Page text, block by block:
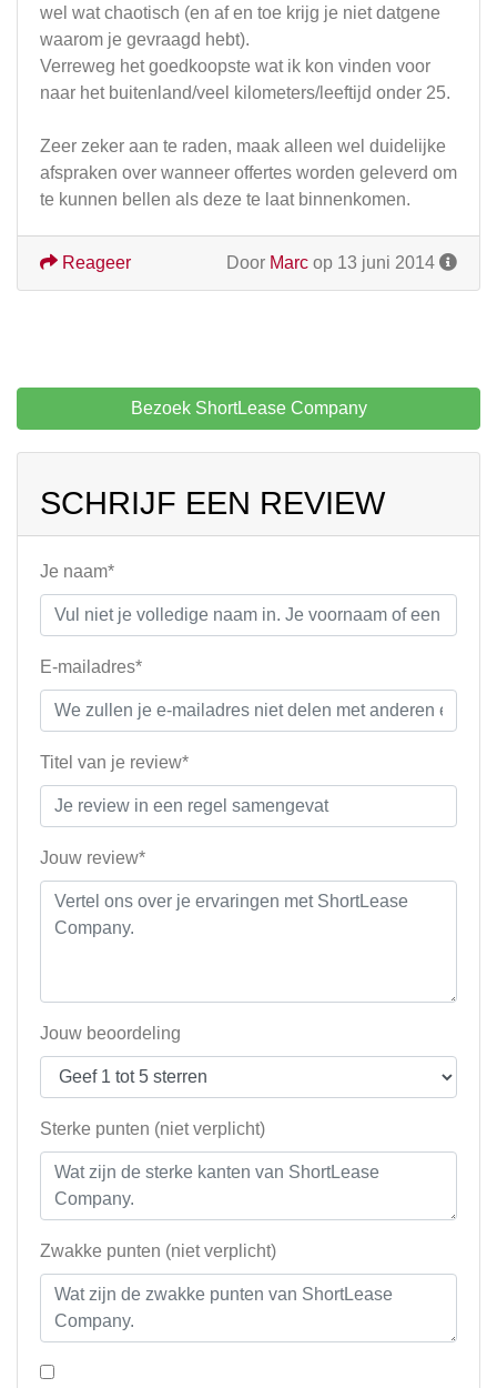
wel wat chaotisch (en af en toe krijg je niet datgene
waarom je gevraagd hebt).
Verreweg het goedkoopste wat ik kon vinden voor
naar het buitenland/veel kilometers/leeftijd onder 25.
Zeer zeker aan te raden, maak alleen wel duidelijke
afspraken over wanneer offertes worden geleverd om
te kunnen bellen als deze te laat binnenkomen.
Door Marc op 13 juni 2014
Reageer
Bezoek ShortLease Company
SCHRIJF EEN REVIEW
Je naam*
E-mailadres*
Titel van je review*
Jouw review*
Jouw beoordeling
Sterke punten (niet verplicht)
Zwakke punten (niet verplicht)